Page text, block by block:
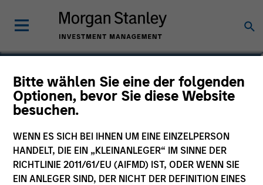
Bitte wählen Sie eine der folgenden
Optionen, bevor Sie diese Website
besuchen.
WENN ES SICH BEI IHNEN UM EINE EINZELPERSON
HANDELT, DIE EIN „KLEINANLEGER“ IM SINNE DER
RICHTLINIE 2011/61/EU (AIFMD) IST, ODER WENN SIE
EIN ANLEGER SIND, DER NICHT DER DEFINITION EINES
James Morphis
Managing Director